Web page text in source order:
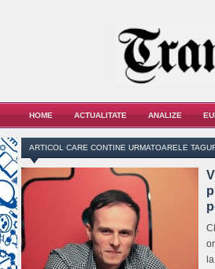
HOME ACTUALITATE ANALIZE
ARTICOL CARE CONTINE URMATOARELE